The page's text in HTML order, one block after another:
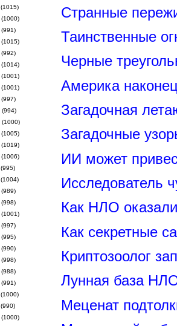
(1015)
(1000)
(991)
(1015)
(992)
(1014)
(1001)
(1001)
(997)
(994)
(1000)
(1005)
(1019)
(1006)
(995)
(1004)
(989)
(998)
(1001)
(997)
(995)
(990)
(998)
(988)
(991)
(1000)
(990)
(1000)
Странные
Таинственные
Черные
Америка
Загадочная
Загадочные
ИИ может
Исследователь
Как НЛО
Как секретные
Криптозоолог
Лунная база
Меценат